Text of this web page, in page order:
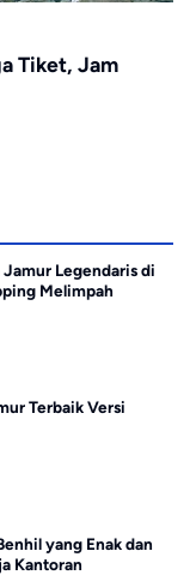
Tiket, Jam
Legendaris di
Melimpah
Terbaik Versi
yang Enak dan
Kantoran